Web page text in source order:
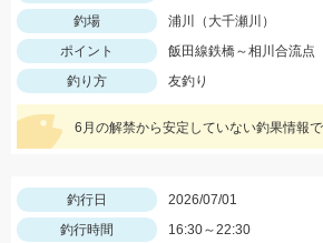
釣場
浦川（大千瀬川）
ポイント
飯田線鉄橋～相川合流点
釣り方
友釣り
釣行日
2026/07/01
釣行時間
16:30～22:30